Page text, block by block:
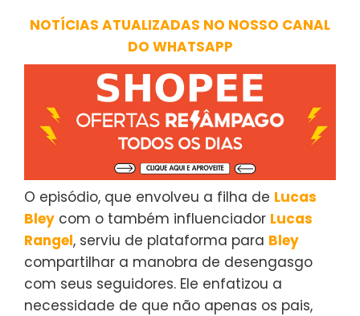
NOTÍCIAS ATUALIZADAS NO NOSSO CANAL
DO WHATSAPP
O episódio, que envolveu a filha de Lucas
Bley com o também influenciador Lucas
Rangel, serviu de plataforma para Bley
compartilhar a manobra de desengasgo
com seus seguidores. Ele enfatizou a
necessidade de que não apenas os pais,